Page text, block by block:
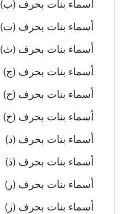
أسماء بنات بحرف (ب)
أسماء بنات بحرف (ت)
أسماء بنات بحرف (ث)
أسماء بنات بحرف (ج)
أسماء بنات بحرف (ح)
أسماء بنات بحرف (خ)
أسماء بنات بحرف (د)
أسماء بنات بحرف (ذ)
أسماء بنات بحرف (ر)
أسماء بنات بحرف (ز)